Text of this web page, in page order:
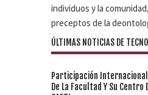
individuos y la
preceptos de la
ÚLTIMAS NOTICIAS DE
Participación
De La Facultad Y Su Centro